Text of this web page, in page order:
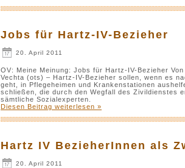
Jobs für Hartz-IV-Bezieher
20. April 2011
OV: Meine Meinung: Jobs für Hartz-IV-Bezieher
Vechta (ots) – Hartz-IV-Bezieher sollen, wenn es
geht, in Pflegeheimen und Krankenstationen
schließen, die durch den Wegfall des Zivildienstes
sämtliche Sozialexperten.
Diesen Beitrag weiterlesen »
Hartz IV BezieherInnen als
20. April 2011